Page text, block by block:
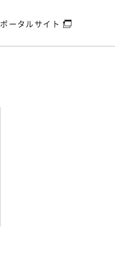
ポータルサイト